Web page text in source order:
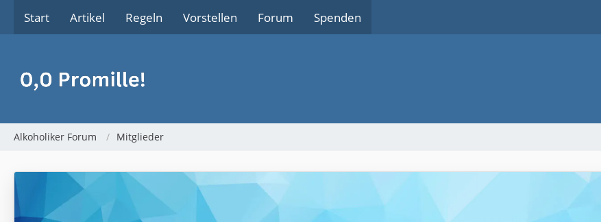
Start Artikel Regeln Vorstellen Forum Spenden
Alkoholiker Forum Mitglieder